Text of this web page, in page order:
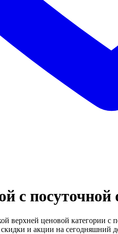
c посуточной
верхней ценовой категории c
и акции на сегодняшний